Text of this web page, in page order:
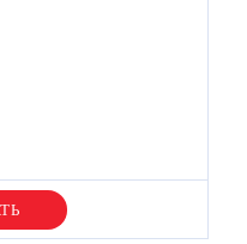
цену